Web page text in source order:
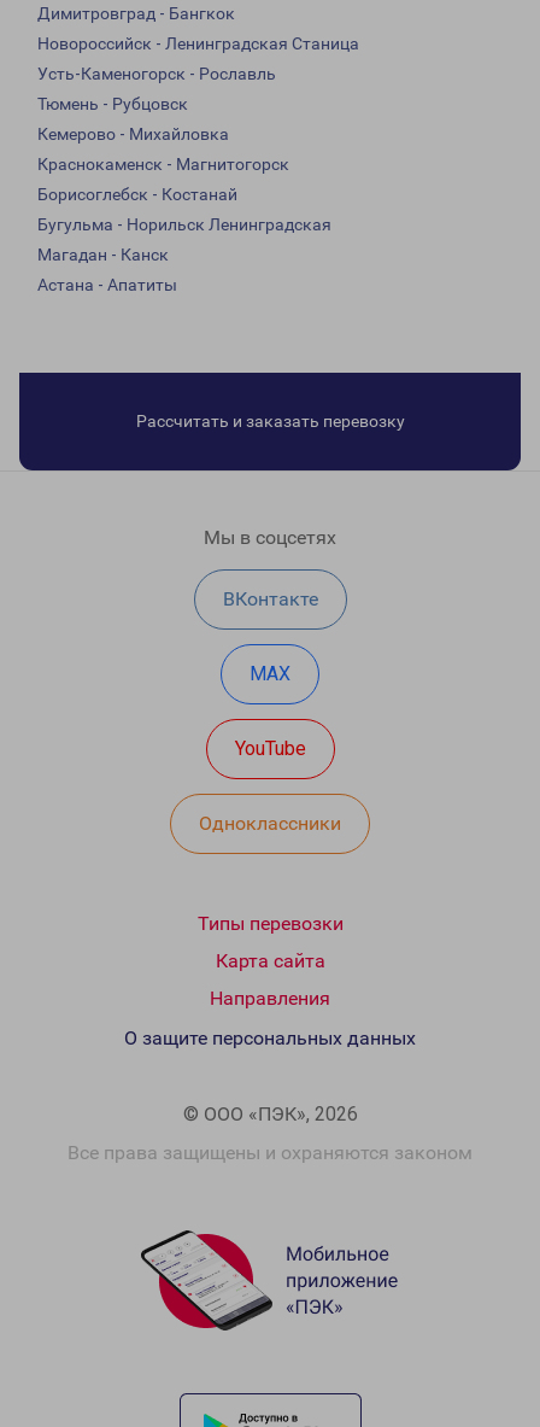
Димитровград - Бангкок
Новороссийск - Ленинградская Станица
Усть-Каменогорск - Рославль
Тюмень - Рубцовск
Кемерово - Михайловка
Краснокаменск - Магнитогорск
Борисоглебск - Костанай
Бугульма - Норильск Ленинградская
Магадан - Канск
Астана - Апатиты
Рассчитать и заказать перевозку
Мы в соцсетях
ВКонтакте
MAX
YouTube
Одноклассники
Типы перевозки
Карта сайта
Направления
© ООО «ПЭК», 2026
Все права защищены и охраняются законом
О защите персональных данных